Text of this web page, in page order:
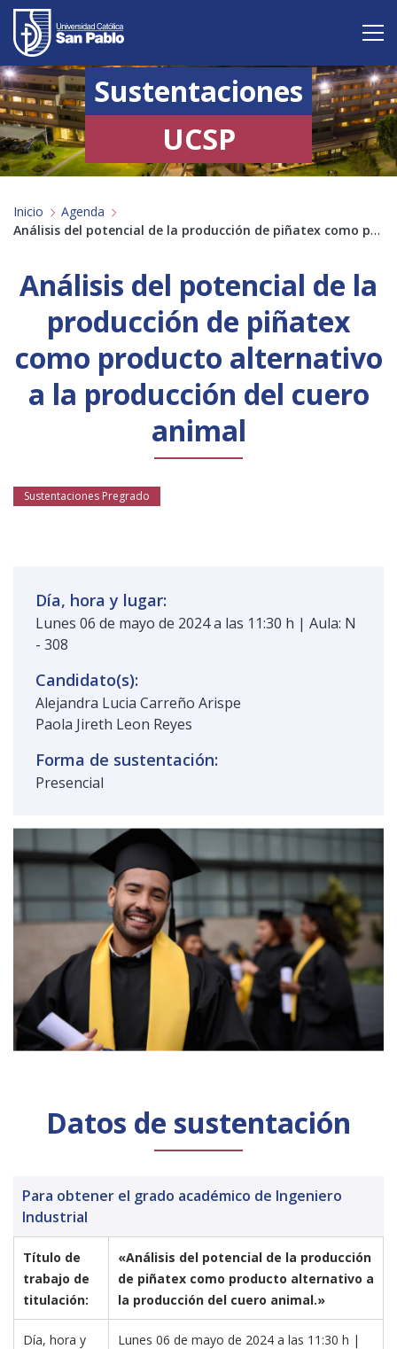
Vive San Pablo
Admisión
Carreras
Postgrado
Investigación
Servicio y proyección a la sociedad
Alumnos Antiguos Alumnos Padres
Público general
Licenciamiento Biblioteca Noticias
Sustentaciones
UCSP
Inicio Agenda
Análisis del potencial de la producción de piñatex como producto alternativo a la producción del cuero animal
Análisis del potencial de la
producción de piñatex
como producto alternativo
a la producción del cuero
animal
Sustentaciones Pregrado
Día, hora y lugar:
Lunes 06 de mayo de 2024 a las 11:30 h | Aula: N
- 308
Candidato(s):
Alejandra Lucia Carreño Arispe
Paola Jireth Leon Reyes
Forma de sustentación:
Presencial
Datos de sustentación
Para obtener el grado académico de Ingeniero
Industrial
Título de
trabajo de
titulación:
«Análisis del potencial de la producción
de piñatex como producto alternativo a
la producción del cuero animal.»
Día, hora y
Lunes 06 de mayo de 2024 a las 11:30 h |